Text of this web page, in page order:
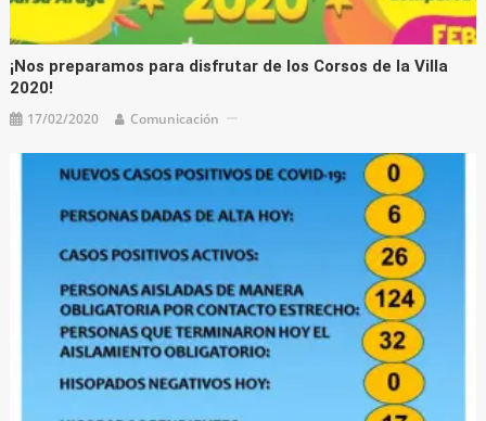
¡Nos preparamos para disfrutar de los Corsos de la Villa
2020!
17/02/2020 Comunicación